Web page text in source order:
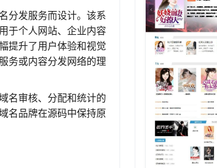
分发服务而设计。该系
于个人网站、企业内容
提升了用户体验和视觉
务或内容分发网络的理
名审核、分配和统计的
名品牌在源码中保持原